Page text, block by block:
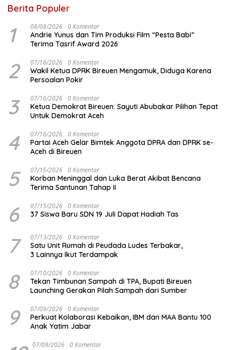
Berita Populer
1 08/08/2026 0 Komentar
Andrie Yunus dan Tim Produksi Film “Pesta Babi”
Terima Tasrif Award 2026
2 07/16/2026 0 Komentar
Wakil Ketua DPRK Bireuen Mengamuk, Diduga Karena
Persoalan Pokir
3 07/16/2026 0 Komentar
Ketua Demokrat Bireuen: Sayuti Abubakar Pilihan Tepat
Untuk Demokrat Aceh
4 07/16/2026 0 Komentar
Partai Aceh Gelar Bimtek Anggota DPRA dan DPRK se-
Aceh di Bireuen
5 07/15/2026 0 Komentar
Korban Meninggal dan Luka Berat Akibat Bencana
Terima Santunan Tahap II
6 07/15/2026 0 Komentar
37 Siswa Baru SDN 19 Juli Dapat Hadiah Tas
7 07/13/2026 0 Komentar
Satu Unit Rumah di Peudada Ludes Terbakar,
3 Lainnya Ikut Terdampak
8 07/10/2026 0 Komentar
Tekan Timbunan Sampah di TPA, Bupati Bireuen
Launching Gerakan Pilah Sampah dari Sumber
9 07/09/2026 0 Komentar
Perkuat Kolaborasi Kebaikan, IBM dan MAA Bantu 100
Anak Yatim Jabar
07/09/2026 0 Komentar